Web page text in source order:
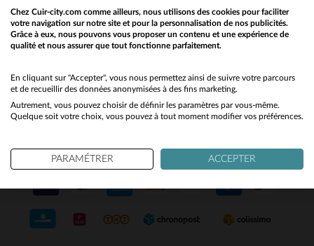
SERVICE CLIENT
Nos conseillers sont à votre écoute
du lundi au vendredi de 10h à 12h30
et de 13h30 à 18h.
NOS PARTENAIRES DE CONFIANCE
Would you like to be redirected to our English site?
No
Yes
Chez Cuir-city.com comme ailleurs, nous utilisons des cookies pour faciliter
votre navigation sur notre site et pour la personnalisation de nos publicités.
Grâce à eux, nous pouvons vous proposer un contenu et une expérience de
qualité et nous assurer que tout fonctionne parfaitement.
En cliquant sur "Accepter", vous nous permettez ainsi de suivre votre parcours
et de recueillir des données anonymisées à des fins marketing.
Autrement, vous pouvez choisir de définir les paramètres par vous-même.
Quelque soit votre choix, vous pouvez à tout moment modifier vos préférences.
PARAMÉTRER ACCEPTER